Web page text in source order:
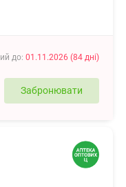
до: 01.11.2026 (84 дні)
Забронювати